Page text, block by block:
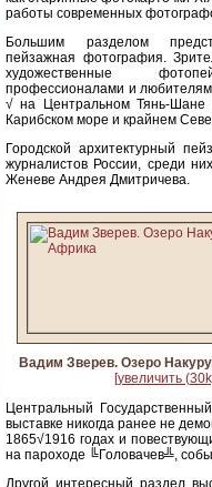
работы современных
Большим разделом
пейзажная фотография.
художественные
профессионалами и
√ на Центральном Тянь-Шане
Карибском море и крайнем
Городской архитектурный
журналистов России, среди
Женеве Андрея Дмитричева.
Вадим Зверев. Озеро
[увеличить
Центральный
выставке никогда ранее не
1865√1916 годах и
на пароходе ╚Головачев╩,
Другой интересный раздел